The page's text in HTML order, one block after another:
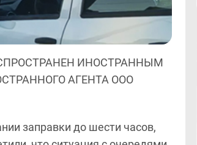
ИНОСТРАННЫМ
АГЕНТА ООО
заправки до шести часов,